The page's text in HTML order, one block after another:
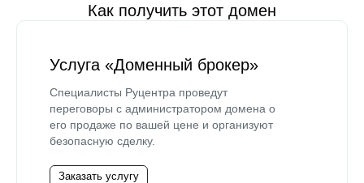
Как получить этот домен
Услуга «Доменный брокер»
Специалисты Руцентра проведут
переговоры с администратором домена о
его продаже по вашей цене и организуют
безопасную сделку.
Заказать услугу